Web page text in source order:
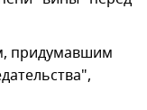
придумавшим